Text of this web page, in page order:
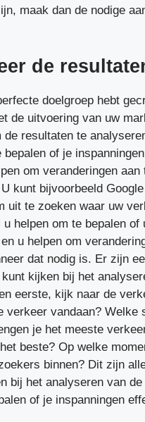
maak dan de nodige
de
doelgroep hebt
de uitvoering van uw
de resultaten te
bepalen of je
om veranderingen aan
kunt bijvoorbeeld
uit te zoeken waar uw
helpen om te bepalen of
u helpen om
dat nodig is. Er zijn
kijken bij het
eerste, kijk naar de
verkeer vandaan? Welke
je het meeste
beste? Op welke
binnen? Dit zijn
bij het analyseren van
of je inspanningen